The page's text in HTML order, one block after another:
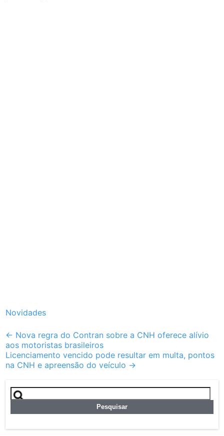
Novidades
Post
navigation
← Nova regra do Contran sobre a CNH oferece alívio
aos motoristas brasileiros
Licenciamento vencido pode resultar em multa, pontos
na CNH e apreensão do veículo →
Pesquisar
por: